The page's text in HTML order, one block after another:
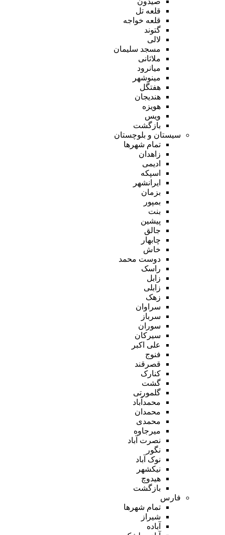
قلعه تل
قلعه خواجه
گتوند
لالی
مسجد سلیمان
ملاثانی
میانرود
مینوشهر
هفتگل
هندیجان
هویزه
ویس
بازگشت
سیستان و بلوچستان
تمام شهر‌ها
زاهدان
ادیمی
اسپکه
ایرانشهر
بزمان
بمپور
بنت
پیشین
جالق
چابهار
خاش
دوست محمد
راسک
زابل
زابلی
زهک
سراوان
سرباز
سوران
سیرکان
علی اکبر
فنوج
قصرقند
کنارک
گشت
گلمورتی
محمدآباد
محمدان
محمدی
میرجاوه
نصرت آباد
نگور
نوک آباد
نیکشهر
هیدوچ
بازگشت
فارس
تمام شهر‌ها
شیراز
آباده